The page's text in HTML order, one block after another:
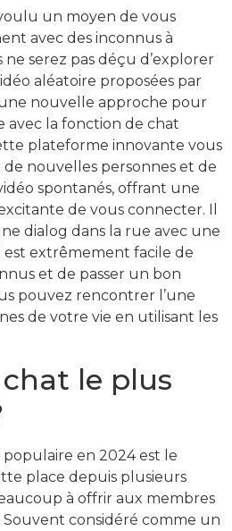
un moyen de vous
avec des inconnus à
serez pas déçu d’explorer
aléatoire proposées par
nouvelle approche pour
avec la fonction de chat
plateforme innovante vous
nouvelles personnes et de
spontanés, offrant une
de vous connecter. Il
dialog dans la rue avec une
extrêmement facile de
et de passer un bon
pouvez rencontrer l’une
de votre vie en utilisant les
le plus
populaire en 2024 est le
place depuis plusieurs
à offrir aux membres
considéré comme un